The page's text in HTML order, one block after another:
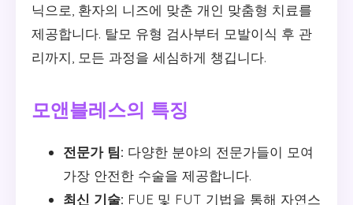
닉으로, 환자의 니즈에 맞춘 개인 맞춤형 치료를
제공합니다. 탈모 유형 검사부터 모발이식 후 관
리까지, 모든 과정을 세심하게 챙깁니다.
모앤블레스의 특징
전문가 팀: 다양한 분야의 전문가들이 모여
가장 안전한 수술을 제공합니다.
최신 기술: FUE 및 FUT 기법을 통해 자연스